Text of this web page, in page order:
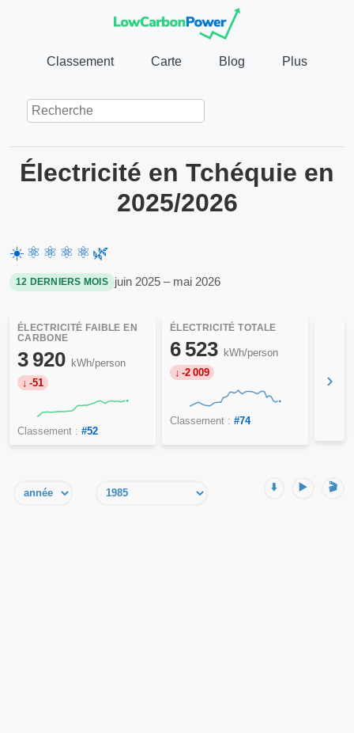
Classement Carte Blog Plus
Électricité en Tchéquie en
2025/2026
☀️ ⚛️ ⚛️ ⚛️ ⚛️ 🌿
12 DERNIERS MOIS juin 2025 – mai 2026
ÉLECTRICITÉ FAIBLE EN
CARBONE
3 920 kWh/person
-51
Classement : #52
ÉLECTRICITÉ TOTALE
6 523 kWh/person
-2 009
Classement : #74
›
⬇️ ▶️ 🎬